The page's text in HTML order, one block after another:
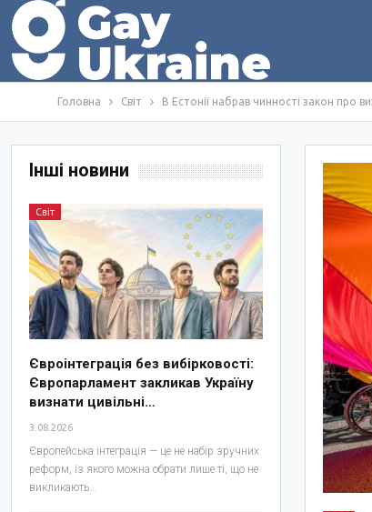
Головна Світ В Естонії набрав чинності закон про
Інші новини
Світ
Євроінтеграція без вибірковості:
Європарламент закликав Україну
визнати цивільні…
3.08.2026
Європейська інтеграція — це не набір зручних
реформ, із якого можна обрати лише ті, що не
викликають…